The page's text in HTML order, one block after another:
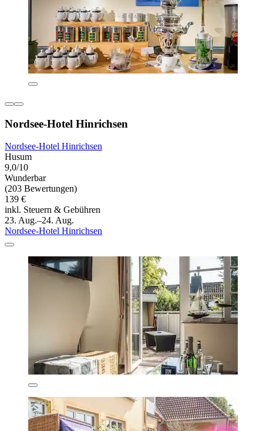
Nordsee-Hotel Hinrichsen
Nordsee-Hotel Hinrichsen
Husum
9,0/10
Wunderbar
(203 Bewertungen)
139 €
inkl. Steuern & Gebühren
23. Aug.–24. Aug.
Nordsee-Hotel Hinrichsen